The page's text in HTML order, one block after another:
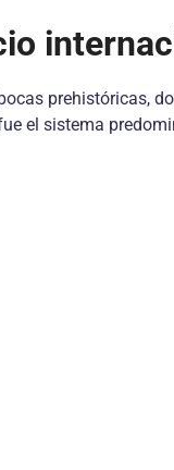
prehistóricas,
el sistema